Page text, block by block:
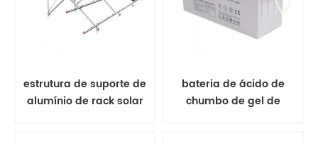
estrutura de suporte de
alumínio de rack solar
bateria de ácido de
chumbo de gel de